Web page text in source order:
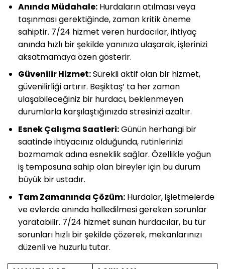
Anında Müdahale:Hurdaların atılması veya
taşınması gerektiğinde, zaman kritik öneme
sahiptir. 7/24 hizmet veren hurdacılar, ihtiyaç
anında hızlı bir şekilde yanınıza ulaşarak, işlerinizi
aksatmamaya özen gösterir.
Güvenilir Hizmet:Sürekli aktif olan bir hizmet,
güvenilirliği artırır. Beşiktaş’ ta her zaman
ulaşabileceğiniz bir hurdacı, beklenmeyen
durumlarla karşılaştığınızda stresinizi azaltır.
Esnek Çalışma Saatleri:Günün herhangi bir
saatinde ihtiyacınız olduğunda, rutinlerinizi
bozmamak adına esneklik sağlar. Özellikle yoğun
iş temposuna sahip olan bireyler için bu durum
büyük bir ustadır.
Tam Zamanında Çözüm:Hurdalar, işletmelerde
ve evlerde anında halledilmesi gereken sorunlar
yaratabilir. 7/24 hizmet sunan hurdacılar, bu tür
sorunları hızlı bir şekilde çözerek, mekanlarınızı
düzenli ve huzurlu tutar.